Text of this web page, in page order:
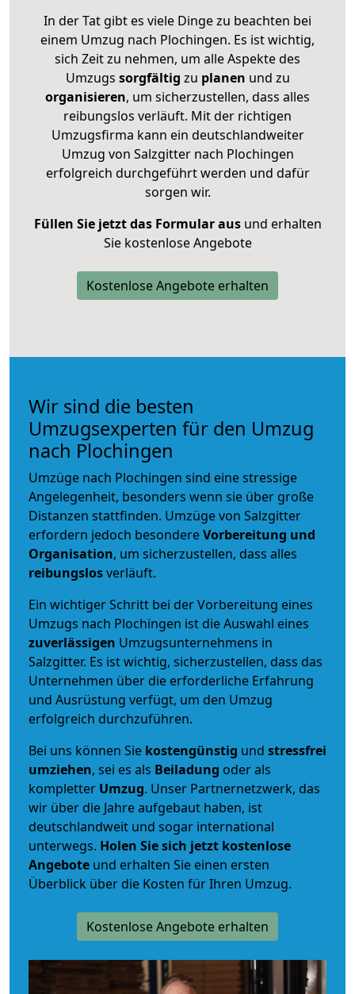
In der Tat gibt es viele Dinge zu beachten bei
einem Umzug nach Plochingen. Es ist wichtig,
sich Zeit zu nehmen, um alle Aspekte des
Umzugs sorgfältig zu planen und zu
organisieren, um sicherzustellen, dass alles
reibungslos verläuft. Mit der richtigen
Umzugsfirma kann ein deutschlandweiter
Umzug von Salzgitter nach Plochingen
erfolgreich durchgeführt werden und dafür
sorgen wir.
Füllen Sie jetzt das Formular ausund erhalten
Sie kostenlose Angebote
Kostenlose Angebote erhalten
Wir sind die besten
Umzugsexperten für den Umzug
nach Plochingen
Umzüge nach Plochingen sind eine stressige
Angelegenheit, besonders wenn sie über große
Distanzen stattfinden. Umzüge von Salzgitter
erfordern jedoch besondereVorbereitung und
Organisation, um sicherzustellen, dass alles
reibungslosverläuft.
Ein wichtiger Schritt bei der Vorbereitung eines
Umzugs nach Plochingen ist die Auswahl eines
zuverlässigen Umzugsunternehmens in
Salzgitter. Es ist wichtig, sicherzustellen, dass das
Unternehmen über die erforderliche Erfahrung
und Ausrüstung verfügt, um den Umzug
erfolgreich durchzuführen.
Bei uns können Sie kostengünstig und stressfrei
umziehen, sei es als Beiladung oder als
kompletter Umzug. Unser Partnernetzwerk, das
wir über die Jahre aufgebaut haben, ist
deutschlandweit und sogar international
unterwegs. Holen Sie sich jetzt kostenlose
Angebote und erhalten Sie einen ersten
Überblick über die Kosten für Ihren Umzug.
Kostenlose Angebote erhalten